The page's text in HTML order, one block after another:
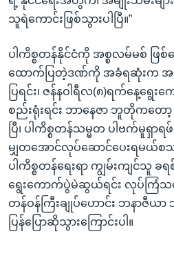
သူရဲကောင်းဖြစ်သွားပါပြီ။”
ပါကိစ္စတန်နိုင်ငံကို အစ္စလမ်မစ် ဖြစ်
ထောက်ပြတဲ့ဒဏ်ကို အခံရဆုံးက အ
ပြရင်း၊ ဇန်နဝါရီလ(၈)ရက်နေ့
စည်းရုံးရင်း ဘာနေဇာ ဘူတိုကတော့
ပြီ၊ ပါကိစ္စတန်သမ္မတ ပါဗက်မူရှာ
မျှတအောင်လုပ်ဆောင်ပေးရမယ်စသ
ပါကိစ္စတန်ရေးရာ ကျွမ်းကျင်သူ
ရွေးကောက်ပွဲမဲဆွယ်ရင်း လုပ်ကြံ
တန်ဝန်ကြီးချုပ်ဟောင်း ဘနာ
ပြန်ပြောဆိုသွားကြောင်းပါ။